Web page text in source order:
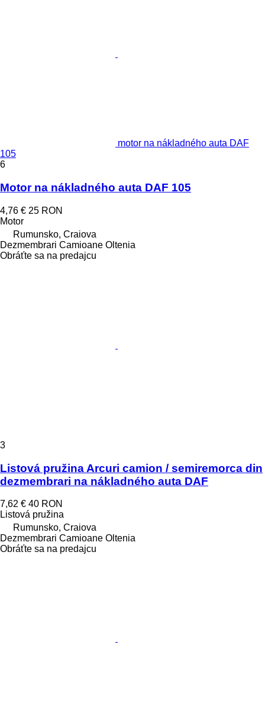
motor na nákladného auta DAF
105
6
Motor na nákladného auta DAF 105
4,76 € 25 RON
Motor
Rumunsko, Craiova
Dezmembrari Camioane Oltenia
Obráťte sa na predajcu
3
Listová pružina Arcuri camion / semiremorca din
dezmembrari na nákladného auta DAF
7,62 € 40 RON
Listová pružina
Rumunsko, Craiova
Dezmembrari Camioane Oltenia
Obráťte sa na predajcu